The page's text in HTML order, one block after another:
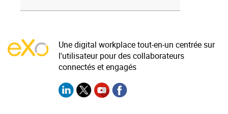
Une digital workplace tout-en-un centrée sur
l'utilisateur pour des collaborateurs
connectés et engagés